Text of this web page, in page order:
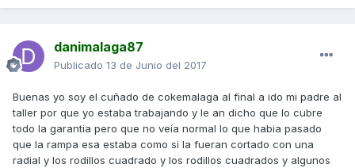
danimalaga87
Publicado 13 de Junio del 2017
Buenas yo soy el cuñado de cokemalaga al final a ido mi padre al
taller por que yo estaba trabajando y le an dicho que lo cubre
todo la garantia pero que no veía normal lo que habia pasado
que la rampa esa estaba como si la fueran cortado con una
radial y los rodillos cuadrado y los rodillos cuadrados y algunos